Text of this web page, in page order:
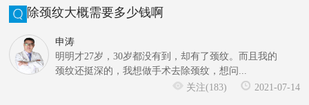
除颈纹大概需要多少钱啊
申涛
明明才27岁，30岁都没有到，却有了颈纹。而且我的
颈纹还挺深的，我想做手术去除颈纹，想问...
关注(183)
2021-07-14